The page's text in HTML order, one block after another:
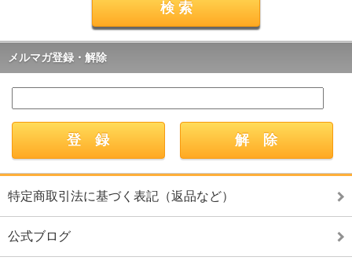
メルマガ登録・解除
特定商取引法に基づく表記（返品など）
公式ブログ